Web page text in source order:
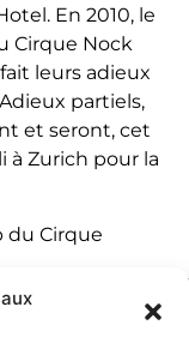
En 2010, le
Cirque Nock
fait leurs adieux
partiels,
et seront, cet
à Zurich pour la
du Cirque